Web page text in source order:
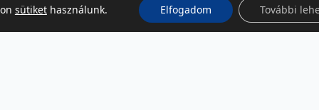
sütikethasználunk. Elfogadom További